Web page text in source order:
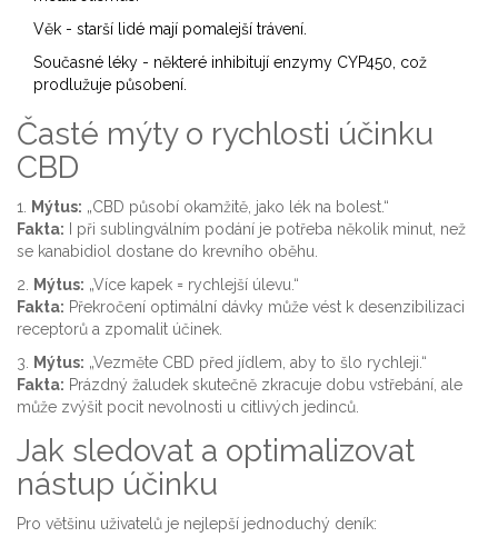
Věk - starší lidé mají pomalejší trávení.
Současné léky - některé inhibitují enzymy CYP450, což
prodlužuje působení.
Časté mýty o rychlosti účinku
CBD
1. Mýtus: „CBD působí okamžitě, jako lék na bolest.“
Fakta: I při sublingválním podání je potřeba několik minut, než
se kanabidiol dostane do krevního oběhu.
2. Mýtus: „Více kapek = rychlejší úlevu.“
Fakta: Překročení optimální dávky může vést k desenzibilizaci
receptorů a zpomalit účinek.
3. Mýtus: „Vezměte CBD před jídlem, aby to šlo rychleji.“
Fakta: Prázdný žaludek skutečně zkracuje dobu vstřebání, ale
může zvýšit pocit nevolnosti u citlivých jedinců.
Jak sledovat a optimalizovat
nástup účinku
Pro většinu uživatelů je nejlepší jednoduchý deník: